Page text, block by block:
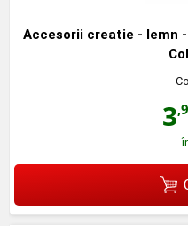
Accesorii creatie - lemn
3